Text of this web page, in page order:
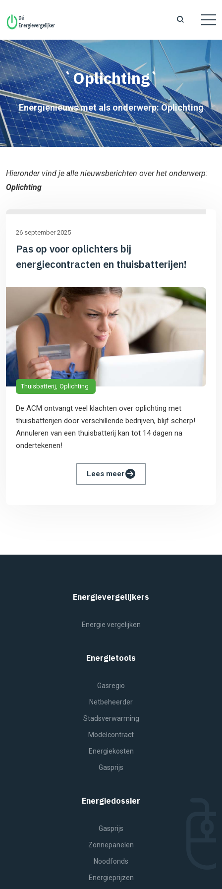
`Oplichting`
Energienieuws met als onderwerp: Oplichting
Hieronder vind je alle nieuwsberichten over het onderwerp:
Oplichting
26 september 2025
Pas op voor oplichters bij
energiecontracten en thuisbatterijen!
Thuisbatterij Oplichting
De ACM ontvangt veel klachten over oplichting met
thuisbatterijen door verschillende bedrijven, blijf scherp!
Annuleren van een thuisbatterij kan tot 14 dagen na
ondertekenen!
Lees meer
Energievergelijkers
Energie vergelijken
Energietools
Gasregio
Netbeheerder
Stadsverwarming
Modelcontract
Energiekosten
Gasprijs
Energiedossier
Gasprijs
Zonnepanelen
Noodfonds
Energieprijzen